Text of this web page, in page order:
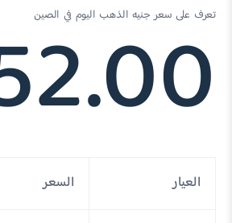
تعرف على سعر جنيه الذهب اليوم في الصين
العيار السعر